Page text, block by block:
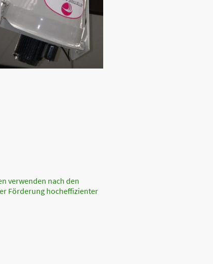
verwenden nach den
Förderung hocheffizienter